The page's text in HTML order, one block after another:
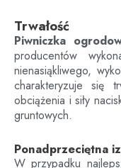
Trwałość
Piwniczka
producentów
nienasiąkliwego,
charakteryzuje się
obciążenia i siły
gruntowych.
Ponadprzeciętna
W przypadku